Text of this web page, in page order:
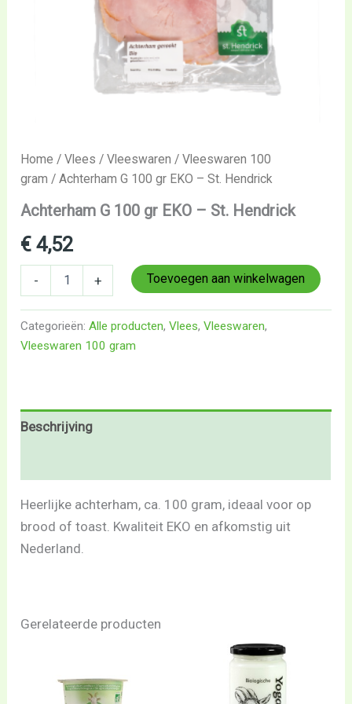
Home /Vlees /Vleeswaren /Vleeswaren 100
gram / Achterham G 100 gr EKO – St. Hendrick
Achterham G 100 gr EKO – St. Hendrick
€ 4,52
- + Toevoegen aan winkelwagen
Categorieën:Alle producten,Vlees,Vleeswaren,
Vleeswaren 100 gram
Beschrijving
Heerlijke achterham, ca. 100 gram, ideaal voor op
brood of toast. Kwaliteit EKO en afkomstig uit
Nederland.
Gerelateerde producten